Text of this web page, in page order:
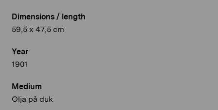
Dimensions / length
59,5 x 47,5 cm
Year
1901
Medium
Olja på duk